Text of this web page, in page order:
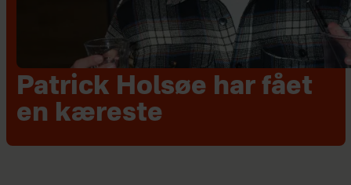
Patrick Holsøe har fået
en kæreste